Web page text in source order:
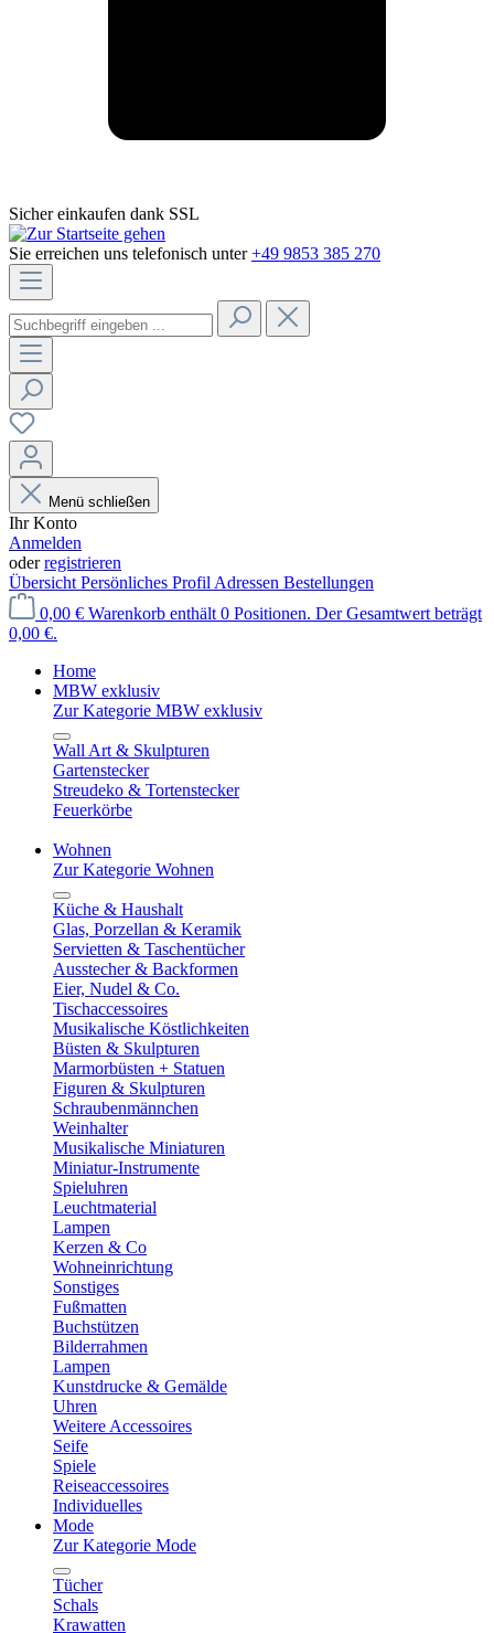
Sicher einkaufen dank SSL
Sie erreichen uns telefonisch unter +49 9853 385 270
Menü schließen
Ihr Konto
Anmelden
oderregistrieren
Übersicht Persönliches Profil Adressen Bestellungen
0,00 € Warenkorb enthält 0 Positionen. Der Gesamtwert beträgt
0,00 €.
Home
MBW exklusiv
Zur Kategorie MBW exklusiv
Wall Art & Skulpturen
Gartenstecker
Streudeko & Tortenstecker
Feuerkörbe
Wohnen
Zur Kategorie Wohnen
Küche & Haushalt
Glas, Porzellan & Keramik
Servietten & Taschentücher
Ausstecher & Backformen
Eier, Nudel & Co.
Tischaccessoires
Musikalische Köstlichkeiten
Büsten & Skulpturen
Marmorbüsten + Statuen
Figuren & Skulpturen
Schraubenmännchen
Weinhalter
Musikalische Miniaturen
Miniatur-Instrumente
Spieluhren
Leuchtmaterial
Lampen
Kerzen & Co
Wohneinrichtung
Sonstiges
Fußmatten
Buchstützen
Bilderrahmen
Lampen
Kunstdrucke & Gemälde
Uhren
Weitere Accessoires
Seife
Spiele
Reiseaccessoires
Individuelles
Mode
Zur Kategorie Mode
Tücher
Schals
Krawatten